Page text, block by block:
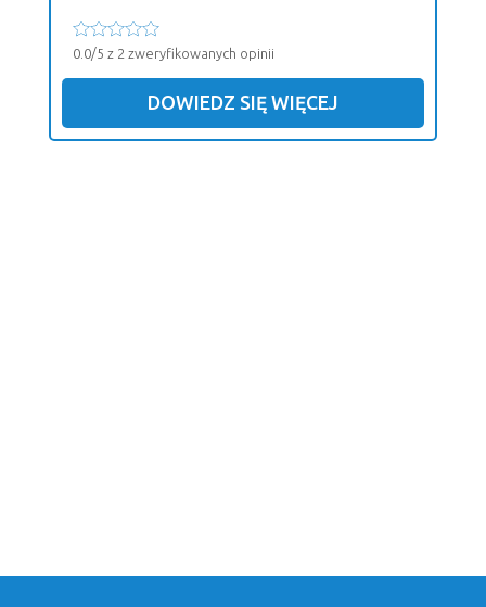
0.0/5 z 2 zweryfikowanych opinii
DOWIEDZ SIĘ WIĘCEJ